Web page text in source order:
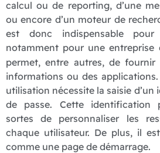
calcul ou de reporting, d’une
ou encore d’un moteur de
est donc indispensable pour
notamment pour une entreprise
permet, entre autres, de fournir
informations ou des
utilisation nécessite la saisie
de passe. Cette identification
sortes de personnaliser les
chaque utilisateur. De plus, il
comme une page de démarrage.